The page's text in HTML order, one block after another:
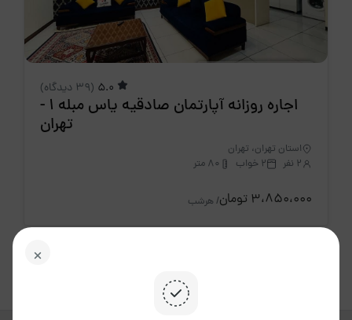
(39 دیدگاه)
اجاره روزانه آپارتمان صادقیه یاس مبله 1 -
تهران
استان تهران، تهران
2 نفر
2 خواب 80 متر
3،850،000 تومان / هرشب